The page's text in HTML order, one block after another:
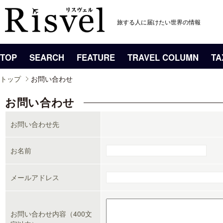
旅する人に届けたい世界の情報
TOP SEARCH FEATURE TRAVEL COLUMN
トップ お問い合わせ
お問い合わせ
お問い合わせ先
お名前
メールアドレス
お問い合わせ内容（400文